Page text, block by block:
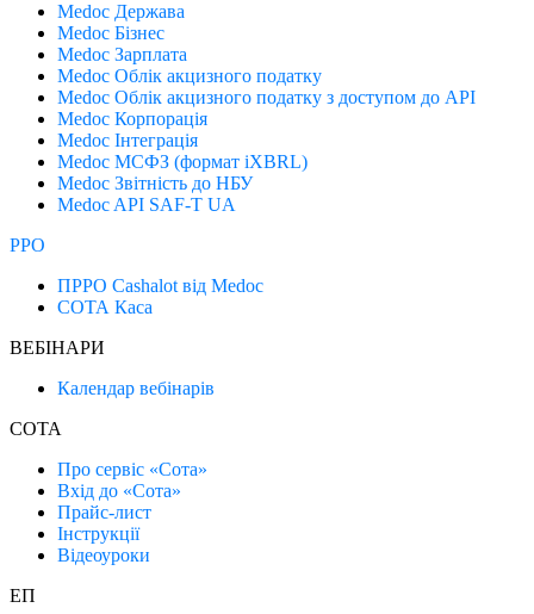
Medoc Держава
Medoc Бізнес
Medoc Зарплата
Medoc Облік акцизного податку
Medoc Облік акцизного податку з доступом до API
Medoc Корпорація
Medoc Інтеграція
Medoc МСФЗ (формат іХBRL)
Medoc Звітність до НБУ
Medoc API SAF-T UA
РРО
ПРРО Cashalot від Medoc
СОТА Каса
ВЕБІНАРИ
Календар вебінарів
СОТА
Про сервіс «Сота»
Вхід до «Сота»
Прайс-лист
Інструкції
Відеоуроки
ЕП